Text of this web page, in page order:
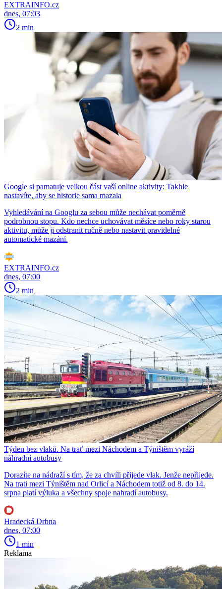
EXTRAINFO.cz
dnes, 07:03
2 min
Google si pamatuje velkou část vaší online aktivity: Takhle
nastavíte, aby se historie sama mazala
Vyhledávání na Googlu za sebou může nechávat poměrně
podrobnou stopu. Kdo nechce uchovávat měsíce nebo roky starou
aktivitu, může ji odstranit ručně nebo nastavit pravidelné
automatické mazání.
EXTRAINFO.cz
dnes, 07:00
2 min
Týden bez vlaků. Na trať mezi Náchodem a Týništěm vyráží
náhradní autobusy
Dorazíte na nádraží s tím, že za chvíli přijede vlak. Jenže nepřijede.
Na trati mezi Týništěm nad Orlicí a Náchodem totiž od 8. do 14.
srpna platí výluka a všechny spoje nahradí autobusy.
Hradecká Drbna
dnes, 07:00
1 min
Reklama